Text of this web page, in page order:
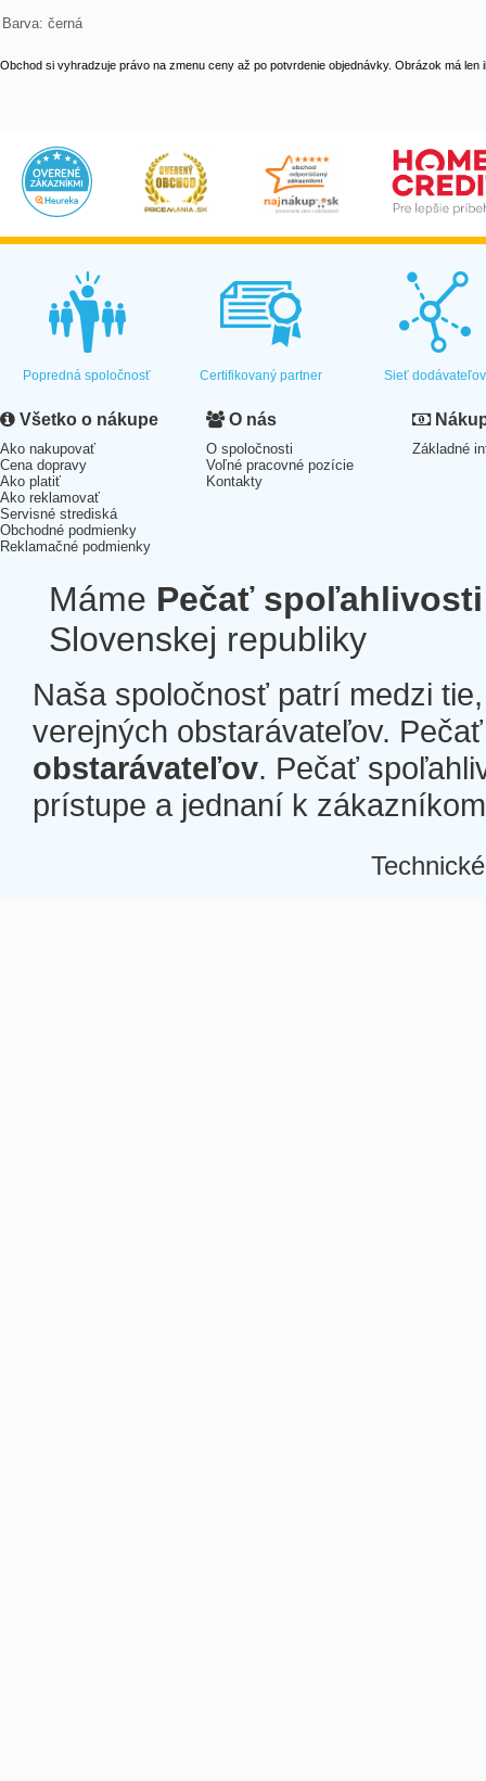
Barva: černá
Obchod si vyhradzuje právo na zmenu ceny až po potvrdenie objednávky. Obrázok má len
Popredná spoločnosť Certifikovaný partner Sieť dodávateľov
Všetko o nákupe
Ako nakupovať
Cena dopravy
Ako platiť
Ako reklamovať
Servisné strediská
Obchodné podmienky
Reklamačné podmienky
O nás
O spoločnosti
Voľné pracovné pozície
Kontakty
Základné
Máme Pečať spoľahlivosti
Slovenskej republiky
Naša spoločnosť patrí medzi
verejných obstarávateľov.
obstarávateľov. Pečať
prístupe a jednaní k